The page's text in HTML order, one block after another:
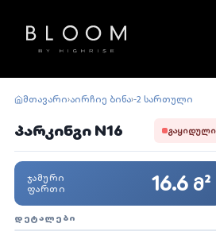
მთავარი›აირჩიე ბინა›-2 სართული
პარკინგი N16 ᲒᲐᲧᲘᲓᲣᲚᲘ
16.6 მ²
ᲯᲐᲛᲣᲠᲘ
ᲤᲐᲠᲗᲘ
ᲓᲔᲢᲐᲚᲔᲑᲘ